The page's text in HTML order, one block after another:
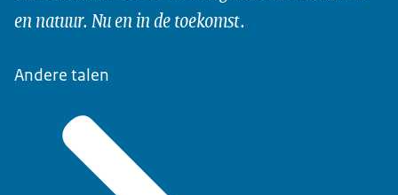
en natuur. Nu en in de toekomst.
Andere talen